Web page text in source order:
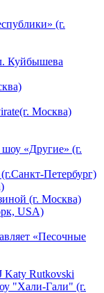
(г.
Куйбышева
Москва)
«Другие» (г.
Петербург)
(г. Москва)
USA)
«Песочные
Rutkovski
"Хали-Гали" (г.